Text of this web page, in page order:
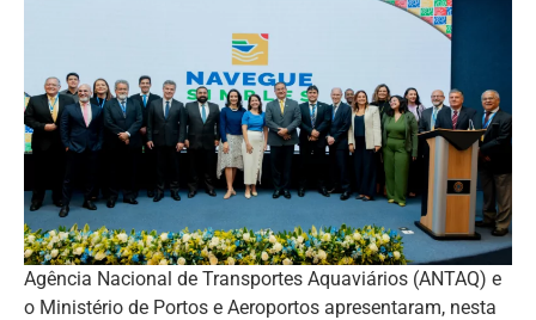
Agência Nacional de Transportes Aquaviários (ANTAQ) e
o Ministério de Portos e Aeroportos apresentaram, nesta